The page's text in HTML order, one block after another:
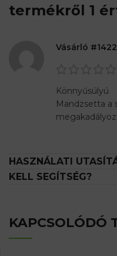
termékről 1
Vásárló
Könnyűsúlyú
Mandzsetta a
HASZNÁLATI
KELL SEGÍTSÉG?
KAPCSOLÓDÓ